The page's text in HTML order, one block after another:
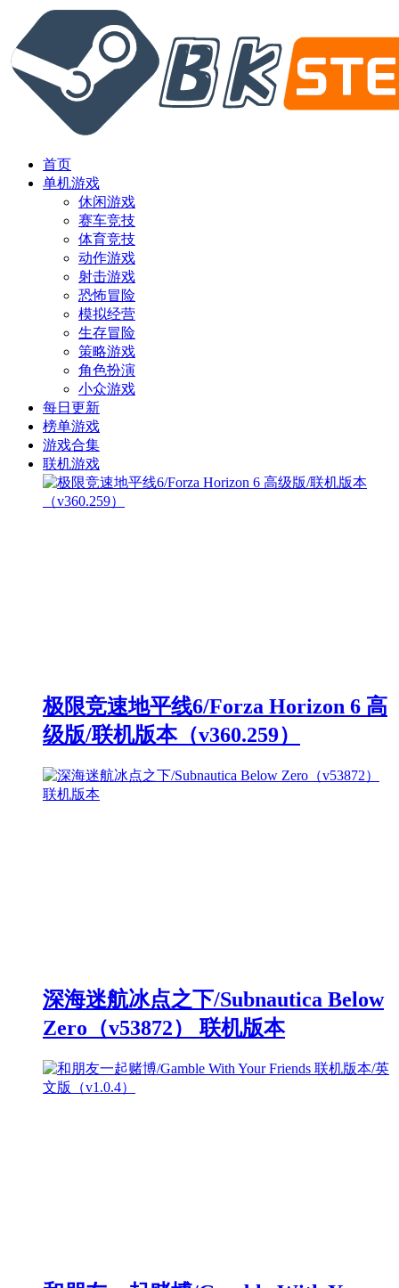
首页
单机游戏
休闲游戏
赛车竞技
体育竞技
动作游戏
射击游戏
恐怖冒险
模拟经营
生存冒险
策略游戏
角色扮演
小众游戏
每日更新
榜单游戏
游戏合集
联机游戏
极限竞速地平线6/Forza Horizon 6 高
级版/联机版本（v360.259）
深海迷航冰点之下/Subnautica Below
Zero（v53872） 联机版本